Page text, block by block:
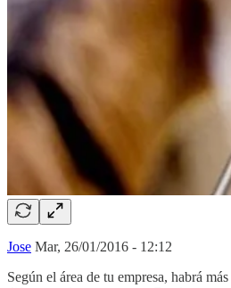
Jose Mar, 26/01/2016 - 12:12
Según el área de tu empresa, habrá